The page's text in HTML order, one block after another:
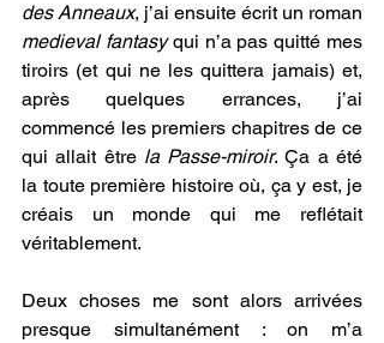
des Anneaux
medieval fantasy qui n’a pas quitté mes
tiroirs (et qui ne les quittera jamais) et,
après quelques errances, j’ai
commencé les premiers chapitres de ce
qui allait être la Passe-miroir. Ça a été
la toute première histoire où, ça y est, je
créais un monde qui me reflétait
véritablement.
Deux choses me sont alors arrivées
presque simultanément : on m’a